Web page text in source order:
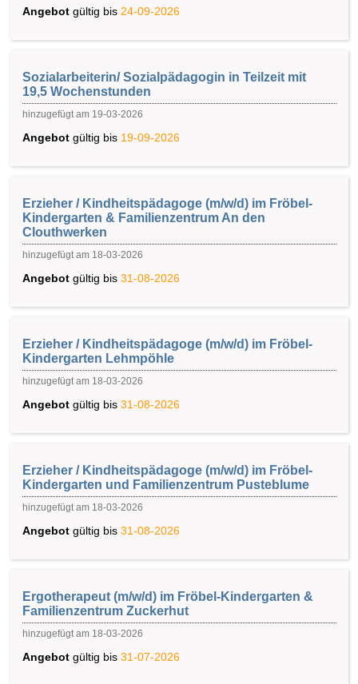
Angebot gültig bis 24-09-2026
Sozialarbeiterin/ Sozialpädagogin in Teilzeit mit
19,5 Wochenstunden
hinzugefügt am 19-03-2026
Angebot gültig bis 19-09-2026
Erzieher / Kindheitspädagoge (m/w/d) im Fröbel-
Kindergarten & Familienzentrum An den
Clouthwerken
hinzugefügt am 18-03-2026
Angebot gültig bis 31-08-2026
Erzieher / Kindheitspädagoge (m/w/d) im Fröbel-
Kindergarten Lehmpöhle
hinzugefügt am 18-03-2026
Angebot gültig bis 31-08-2026
Erzieher / Kindheitspädagoge (m/w/d) im Fröbel-
Kindergarten und Familienzentrum Pusteblume
hinzugefügt am 18-03-2026
Angebot gültig bis 31-08-2026
Ergotherapeut (m/w/d) im Fröbel-Kindergarten &
Familienzentrum Zuckerhut
hinzugefügt am 18-03-2026
Angebot gültig bis 31-07-2026